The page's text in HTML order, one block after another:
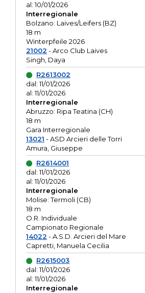
al: 10/01/2026
Interregionale
Bolzano: Laives/Leifers (BZ)
18 m
Winterpfeile 2026
21002 - Arco Club Laives
Singh, Daya
R2613002
dal: 11/01/2026
al: 11/01/2026
Interregionale
Abruzzo: Ripa Teatina (CH)
18 m
Gara Interregionale
13021 - ASD Arcieri delle Torri
Amura, Giuseppe
R2614001
dal: 11/01/2026
al: 11/01/2026
Interregionale
Molise: Termoli (CB)
18 m
O.R. Individuale
Campionato Regionale
14022 - A.S.D. Arcieri del Mare
Capretti, Manuela Cecilia
R2615003
dal: 11/01/2026
al: 11/01/2026
Interregionale